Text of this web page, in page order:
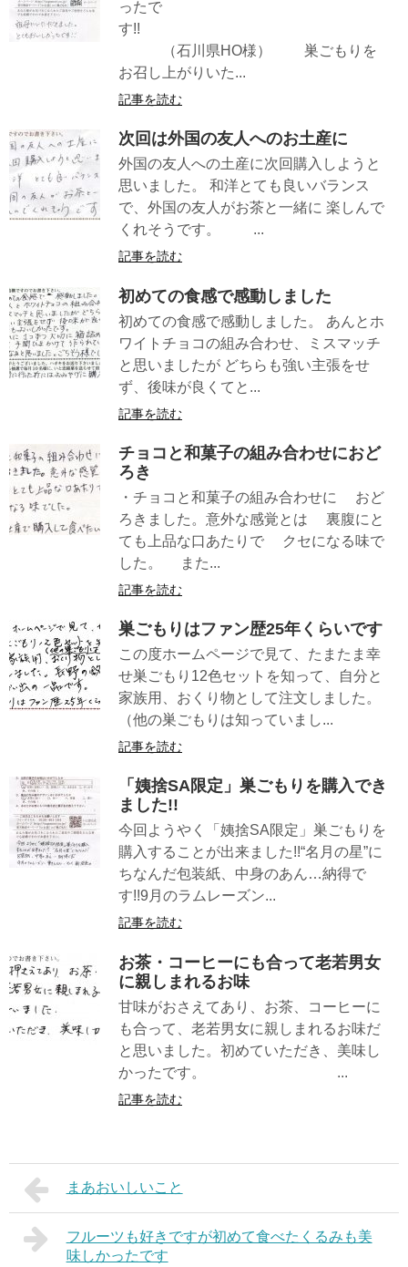
ったで
す!!
（石川県HO様） 巣ごもりを
お召し上がりいた...
記事を読む
次回は外国の友人へのお土産に
外国の友人への土産に次回購入しようと
思いました。 和洋とても良いバランス
で、外国の友人がお茶と一緒に 楽しんで
くれそうです。 ...
記事を読む
初めての食感で感動しました
初めての食感で感動しました。 あんとホ
ワイトチョコの組み合わせ、ミスマッチ
と思いましたが どちらも強い主張をせ
ず、後味が良くてと...
記事を読む
チョコと和菓子の組み合わせにおど
ろき
・チョコと和菓子の組み合わせに おど
ろきました。意外な感覚とは 裏腹にと
ても上品な口あたりで クセになる味で
した。 また...
記事を読む
巣ごもりはファン歴25年くらいです
この度ホームページで見て、たまたま幸
せ巣ごもり12色セットを知って、自分と
家族用、おくり物として注文しました。
（他の巣ごもりは知っていまし...
記事を読む
「姨捨SA限定」巣ごもりを購入でき
ました!!
今回ようやく「姨捨SA限定」巣ごもりを
購入することが出来ました!!“名月の星”に
ちなんだ包装紙、中身のあん…納得で
す!!9月のラムレーズン...
記事を読む
お茶・コーヒーにも合って老若男女
に親しまれるお味
甘味がおさえてあり、お茶、コーヒーに
も合って、老若男女に親しまれるお味だ
と思いました。初めていただき、美味し
かったです。 ...
記事を読む
まあおいしいこと
フルーツも好きですが初めて食べたくるみも美
味しかったです